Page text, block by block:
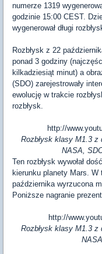
numerze 1319
godzinie 15:00 CEST.
wygenerował długi
Rozbłysk z 22
ponad 3 godziny
kilkadziesiąt minut) a
(SDO) zarejestrowały
ewolucję w trakcie
rozbłysk.
http://
Rozbłysk klasy M1.3 z
NASA,
Ten rozbłysk wywołał
kierunku planety Mars. W
października wyrzucona
Poniższe nagranie
http://
Rozbłysk klasy M1.3 z